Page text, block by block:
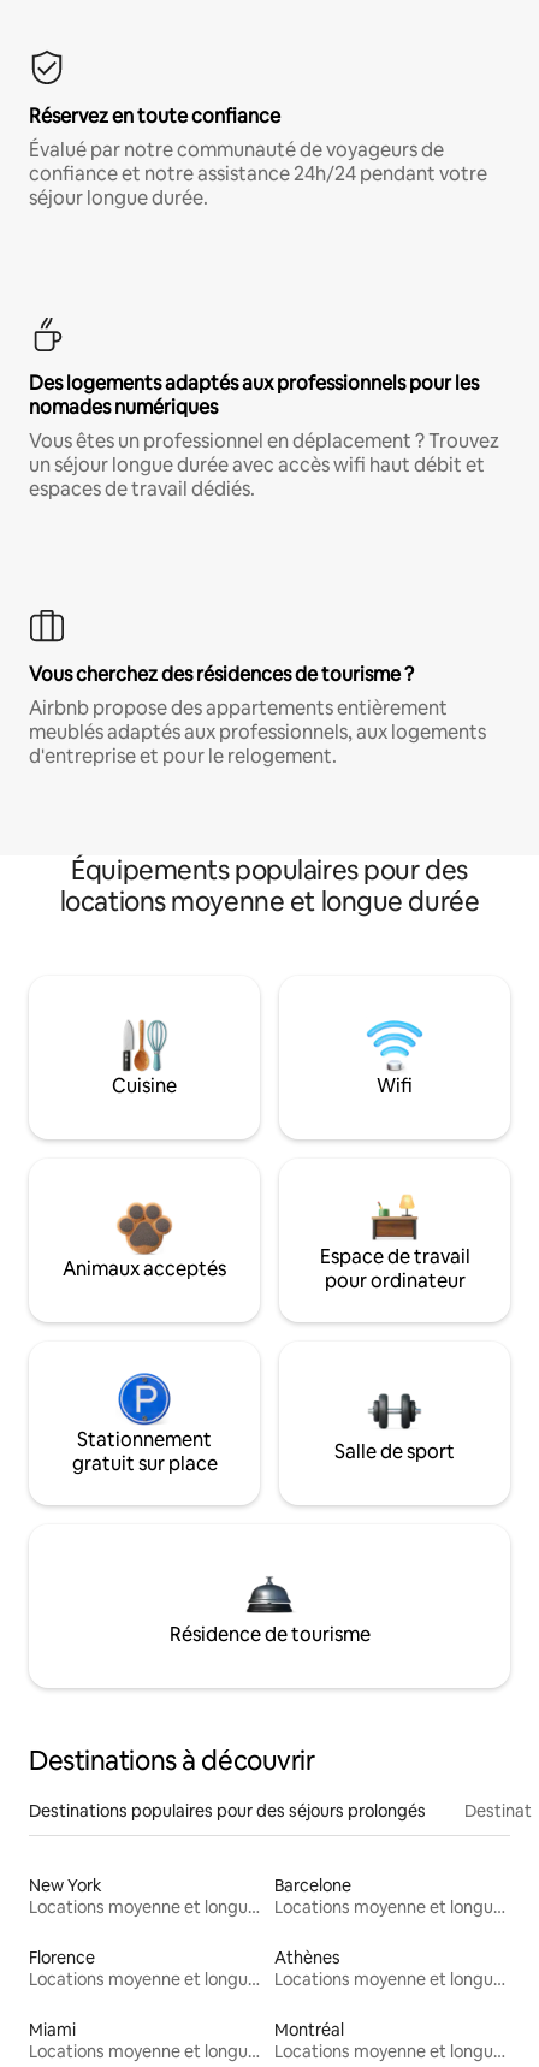
Réservez en toute confiance
Évalué par notre communauté de voyageurs de
confiance et notre assistance 24h/24 pendant votre
séjour longue durée.
Des logements adaptés aux professionnels pour les
nomades numériques
Vous êtes un professionnel en déplacement ? Trouvez
un séjour longue durée avec accès wifi haut débit et
espaces de travail dédiés.
Vous cherchez des résidences de tourisme ?
Airbnb propose des appartements entièrement
meublés adaptés aux professionnels, aux logements
d'entreprise et pour le relogement.
Équipements populaires pour des
locations moyenne et longue durée
Cuisine Wifi
Animaux acceptés
Espace de travail
pour ordinateur
Stationnement
gratuit sur place
Salle de sport
Résidence de tourisme
Destinations à découvrir
Destinations populaires pour des séjours prolongés
New York
Locations moyenne et longue durée
Barcelone
Locations moyenne et longue durée
Florence
Locations moyenne et longue durée
Athènes
Locations moyenne et longue durée
Miami
Locations moyenne et longue durée
Montréal
Locations moyenne et longue durée